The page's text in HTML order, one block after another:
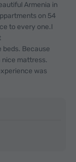
Armenia in
on 54
to every one.I
Because
nice mattress.
was